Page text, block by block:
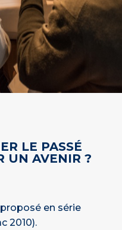
LE PASSÉ
UN AVENIR ?
en série
2010).